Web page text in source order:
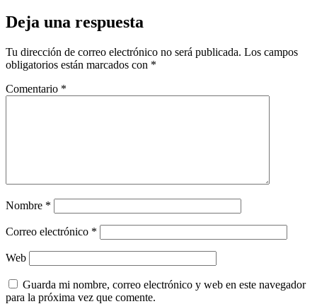
Deja una respuesta
Tu dirección de correo electrónico no será publicada. Los campos
obligatorios están marcados con *
Comentario *
Nombre *
Correo electrónico *
Web
Guarda mi nombre, correo electrónico y web en este navegador
para la próxima vez que comente.